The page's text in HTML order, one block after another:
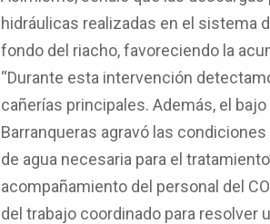
hidráulicas realizadas en el sistema
fondo del riacho, favoreciendo la
“Durante esta intervención
cañerías principales. Además, el
Barranqueras agravó las
de agua necesaria para el
acompañamiento del personal del
del trabajo coordinado para resolver